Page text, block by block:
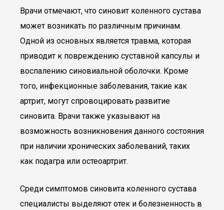
Врачи отмечают, что синовит коленного сустава
может возникать по различным причинам.
Одной из основных является травма, которая
приводит к повреждению суставной капсулы и
воспалению синовиальной оболочки. Кроме
того, инфекционные заболевания, такие как
артрит, могут спровоцировать развитие
синовита. Врачи также указывают на
возможность возникновения данного состояния
при наличии хронических заболеваний, таких
как подагра или остеоартрит.
Среди симптомов синовита коленного сустава
специалисты выделяют отек и болезненность в